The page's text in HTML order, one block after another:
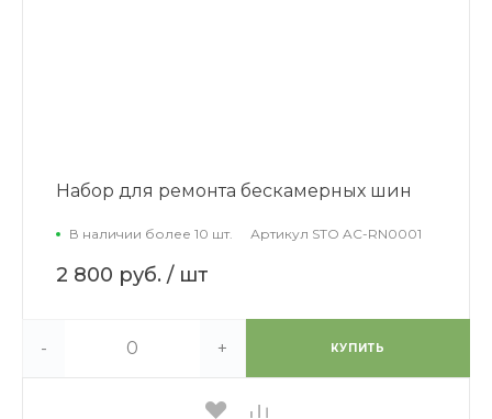
Набор для ремонта бескамерных шин
В наличии более 10 шт. Артикул STO AC-RN0001
2 800 руб. / шт
- + КУПИТЬ